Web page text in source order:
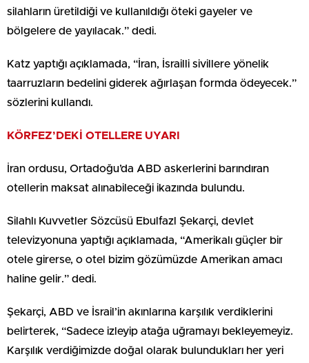
silahların üretildiği ve kullanıldığı öteki gayeler ve
bölgelere de yayılacak.” dedi.
Katz yaptığı açıklamada, “İran, İsrailli sivillere yönelik
taarruzların bedelini giderek ağırlaşan formda ödeyecek.”
sözlerini kullandı.
KÖRFEZ’DEKİ OTELLERE UYARI
İran ordusu, Ortadoğu’da ABD askerlerini barındıran
otellerin maksat alınabileceği ikazında bulundu.
Silahlı Kuvvetler Sözcüsü Ebulfazl Şekarçi, devlet
televizyonuna yaptığı açıklamada, “Amerikalı güçler bir
otele girerse, o otel bizim gözümüzde Amerikan amacı
haline gelir.” dedi.
Şekarçi, ABD ve İsrail’in akınlarına karşılık verdiklerini
belirterek, “Sadece izleyip atağa uğramayı bekleyemeyiz.
Karşılık verdiğimizde doğal olarak bulundukları her yeri